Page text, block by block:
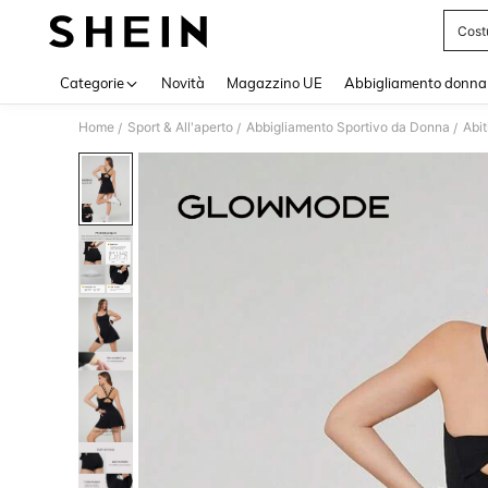
Categorie Novità Magazzino UE Abbigliamento donna
Home / Sport & All'aperto / Abbigliamento Sportivo da Donna /